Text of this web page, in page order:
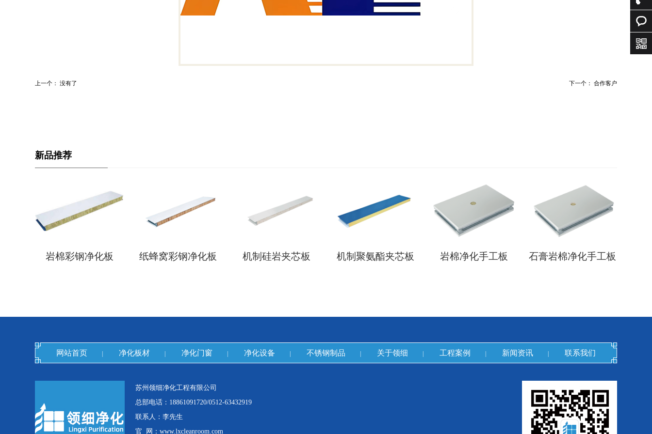
上一个： 没有了 下一个： 合作客户
新品推荐
岩棉彩钢净化板 纸蜂窝彩钢净化板 机制硅岩夹芯板 机制聚氨酯夹芯板 岩棉净化手工板 石膏岩棉净化手工板
网站首页 净化板材 净化门窗 净化设备 不锈钢制品 关于领细 工程案例 新闻资讯 联系我们
苏州领细净化工程有限公司
总部电话：18861091720/0512-63432919
联系人：李先生
官 网：www.lxcleanroom.com
询
0512-
在线咨